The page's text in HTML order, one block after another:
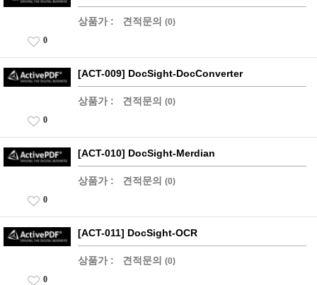
상품가 : 견적문의 (0)
0
[ACT-009] DocSight-DocConverter
상품가 : 견적문의 (0)
0
[ACT-010] DocSight-Merdian
상품가 : 견적문의 (0)
0
[ACT-011] DocSight-OCR
상품가 : 견적문의 (0)
0